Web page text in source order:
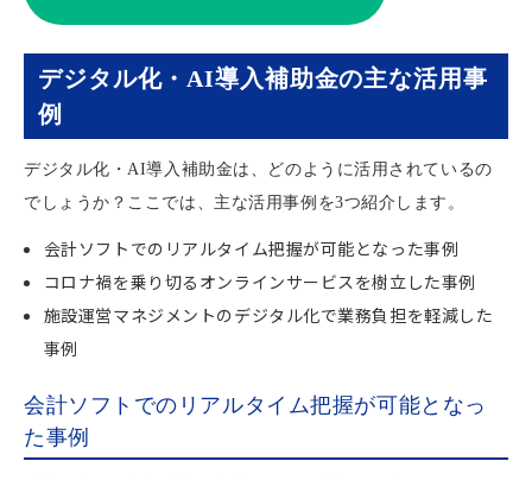
デジタル化・AI導入補助金の主な活用事
例
デジタル化・AI導入補助金は、どのように活用されているの
でしょうか？ここでは、主な活用事例を3つ紹介します。
会計ソフトでのリアルタイム把握が可能となった事例
コロナ禍を乗り切るオンラインサービスを樹立した事例
施設運営マネジメントのデジタル化で業務負担を軽減した
事例
会計ソフトでのリアルタイム把握が可能となっ
た事例